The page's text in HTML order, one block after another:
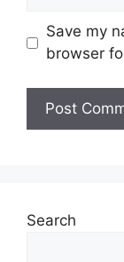
Save my
browser
Search